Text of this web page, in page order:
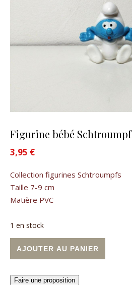
Figurine bébé Schtroumpf
3,95 €
Collection figurines Schtroumpfs
Taille 7-9 cm
Matière PVC
1 en stock
AJOUTER AU PANIER
Faire une proposition